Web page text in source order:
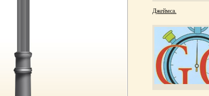
Джеймса.